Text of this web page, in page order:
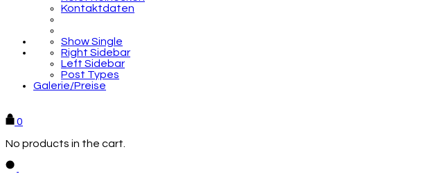
Kontaktdaten
Show Single
Right Sidebar
Left Sidebar
Post Types
Galerie/Preise
0
No products in the cart.